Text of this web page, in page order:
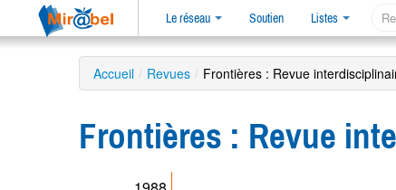
Le réseau Soutien Listes
Accueil / Revues / Frontières : Revue
Frontières : Revue